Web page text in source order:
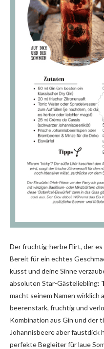
Der fruchtig-herbe Flirt, der
Bereit für ein echtes
küsst und deine Sinne
absoluten Star-Gästeliebling:
macht seinem Namen wirklich
beerenstark, fruchtig und
Kombination aus Gin und der
Johannisbeere aber
perfekte Begleiter für laue